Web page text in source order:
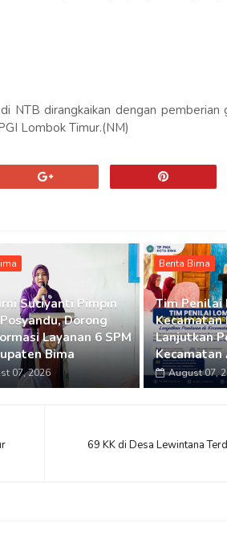
NTB dirangkaikan dengan pemberian
Lombok Timur.(NM)
Suciyanti Pimpin
Dorong
Layanan 6 SPM
Bima
07, 2026
Berita Bima
Tim Penilai
Kecamatan
Lanjutkan
Kecamatan
August 07,
69 KK di Desa Lewintana